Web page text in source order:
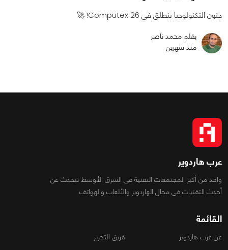
جنون التكنولوجيا ينطلق في Computex 26! 🚀
بقلم محمد ناصر
منذ شهرين
عرب هاردوير
واحد من أكبر المجتمعات التقنية فى الشرق الأوسط تتحدث عن
أحدث التقنيات فى مجال الهاردوير والألعاب والهواتف
القائمة
عن عرب هاردوير
فريق التحرير